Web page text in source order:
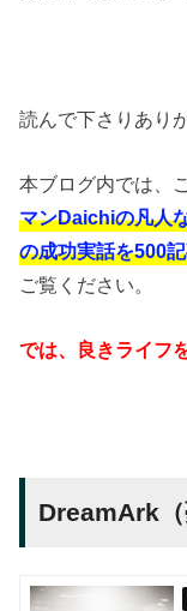
読んで下さりあり
本ブログ内では、
マンDaichiの凡人
の成功実話を500
ご覧ください。
では、良き
DreamArk